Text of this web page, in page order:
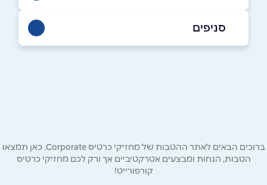
אימייל*
סניפים
שוהם
איירפורט סיטי נתב''ג
ברוכים הבאים לאתר ההטבות של מחזיקי כרטיס Corporate. כאן תמצאו
הטבות, הנחות ומבצעים אטרקטיביים אך ורק לכם מחזיקי כרטיס
קורפורייט!